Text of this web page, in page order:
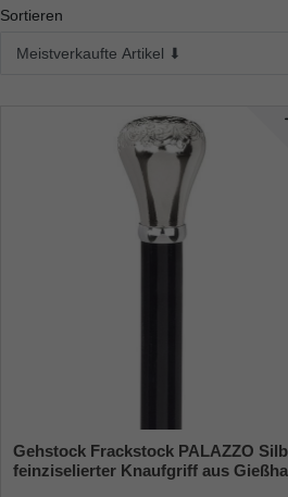
Sortieren
Gehstock Frackstock PALAZZO
feinziselierter Knaufgriff aus